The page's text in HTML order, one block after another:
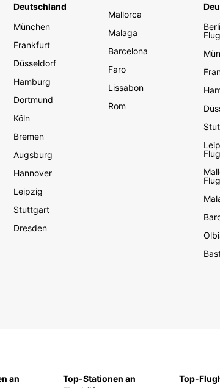
Deutschland
München
Frankfurt
Düsseldorf
Hamburg
Dortmund
Köln
Bremen
Augsburg
Hannover
Leipzig
Stuttgart
Dresden
Mallorca
Malaga
Barcelona
Faro
Lissabon
Rom
an
Top-Stationen an
Top-